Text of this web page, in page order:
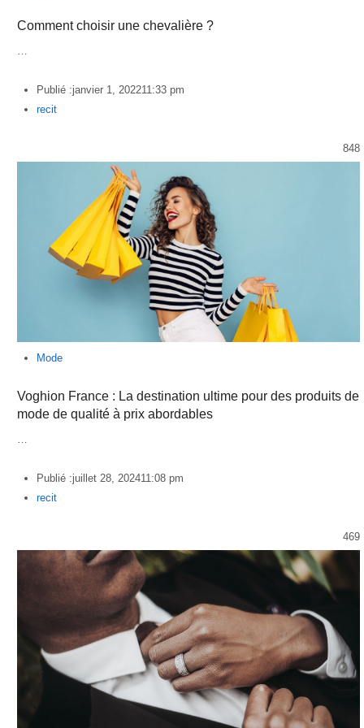
Comment choisir une chevalière ?
…
Publié :janvier 1, 202211:33 pm
Author
recit
848
Mode
Voghion France : La destination ultime pour des produits de
mode de qualité à prix abordables
Publié :juillet 28, 202411:08 pm
Author
recit
469